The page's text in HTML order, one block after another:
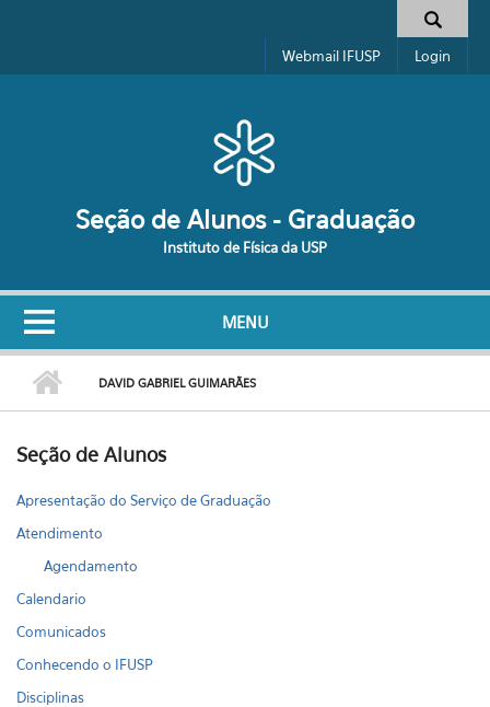
Formulário de busca
Webmail IFUSP Login
Seção de Alunos - Graduação
Instituto de Física da USP
MENU
DAVID GABRIEL GUIMARÃES
Seção de Alunos
Apresentação do Serviço de Graduação
Atendimento
Agendamento
Calendario
Comunicados
Conhecendo o IFUSP
Disciplinas